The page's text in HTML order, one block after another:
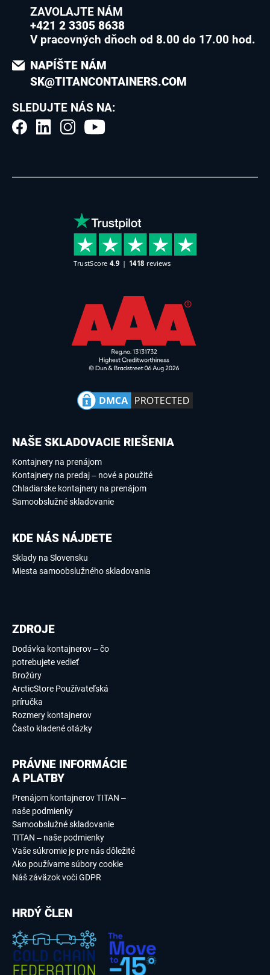
ZAVOLAJTE NÁM
+421 2 3305 8638
V pracovných dňoch od 8.00 do 17.00 hod.
NAPÍŠTE NÁM
SK@TITANCONTAINERS.COM
SLEDUJTE NÁS NA:
NAŠE SKLADOVACIE RIEŠENIA
Kontajnery na prenájom
Kontajnery na predaj – nové a použité
Chladiarske kontajnery na prenájom
Samoobslužné skladovanie
KDE NÁS NÁJDETE
Sklady na Slovensku
Miesta samoobslužného skladovania
ZDROJE
Dodávka kontajnerov – čo
potrebujete vedieť
Brožúry
ArcticStore Používateľská
príručka
Rozmery kontajnerov
Často kladené otázky
PRÁVNE INFORMÁCIE
A PLATBY
Prenájom kontajnerov TITAN –
naše podmienky
Samoobslužné skladovanie
TITAN – naše podmienky
Vaše súkromie je pre nás dôležité
Ako používame súbory cookie
Náš záväzok voči GDPR
HRDÝ ČLEN